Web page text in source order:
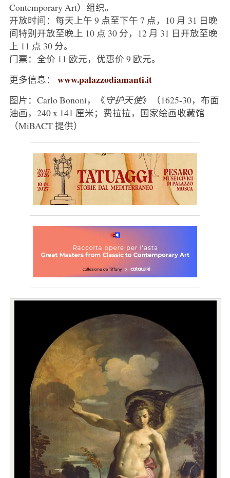
Contemporary Art）组织。
开放时间：每天上午 9 点至下午 7 点，10 月 31 日晚
间特别开放至晚上 10 点 30 分，12 月 31 日开放至晚
上 11 点 30 分。
门票：全价 11 欧元，优惠价 9 欧元。
更多信息：
www.palazzodiamanti.it
图片：Carlo Bononi，《守护天使》（1625-30，布面
油画，240 x 141 厘米；费拉拉，国家绘画收藏馆
（MiBACT 提供）